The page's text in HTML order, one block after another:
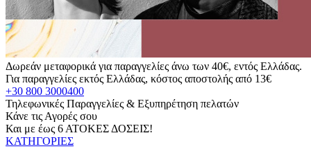
Δωρεάν μεταφορικά για παραγγελίες άνω των 40€, εντός Ελλάδας.
Για παραγγελίες εκτός Ελλάδας, κόστος αποστολής από 13€
+30 800 3000400
Τηλεφωνικές Παραγγελίες & Εξυπηρέτηση πελατών
Κάνε τις Αγορές σου
Και με έως 6 ΑΤΟΚΕΣ ΔΟΣΕΙΣ!
ΚΑΤΗΓΟΡΙΕΣ